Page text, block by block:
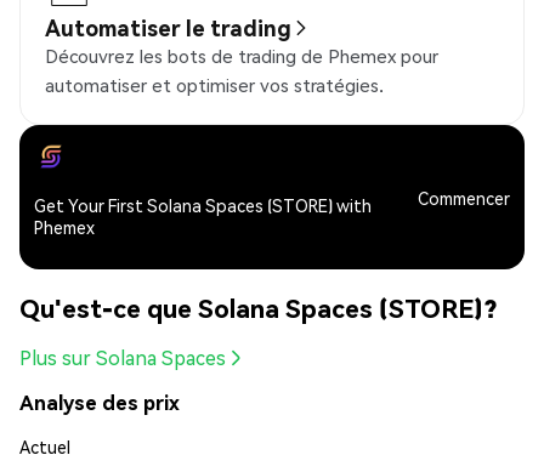
Automatiser le trading
Découvrez les bots de trading de Phemex pour
automatiser et optimiser vos stratégies.
Get Your First Solana Spaces (STORE) with
Phemex
Commencer
Qu'est-ce que Solana Spaces (STORE)?
Plus sur Solana Spaces
Analyse des prix
Actuel